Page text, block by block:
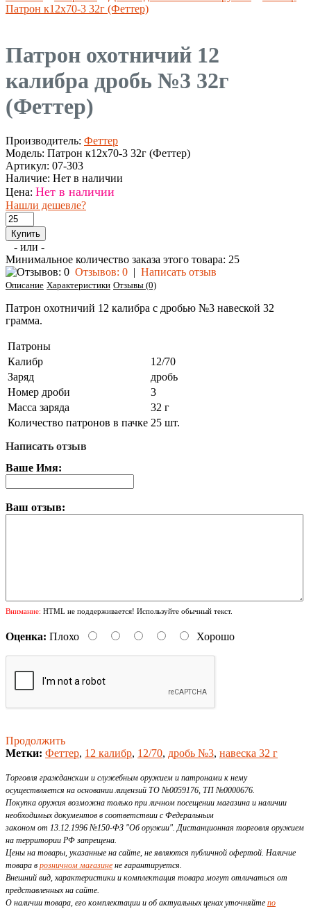
Патрон к12х70-3 32г (Феттер)
Патрон охотничий 12
калибра дробь №3 32г
(Феттер)
Производитель: Феттер
Модель: Патрон к12х70-3 32г (Феттер)
Артикул: 07-303
Наличие: Нет в наличии
Цена: Нет в наличии
Нашли дешевле?
- или -
Минимальное количество заказа этого товара: 25
Отзывов: 0 | Написать отзыв
Описание Характеристики Отзывы (0)
Патрон охотничий 12 калибра с дробью №3 навеской 32
грамма.
Патроны
Калибр
12/70
Заряд
дробь
Номер дроби
3
Масса заряда
32 г
Количество патронов в пачке 25 шт.
Написать отзыв
Ваше Имя:
Ваш отзыв:
Внимание: HTML не поддерживается! Используйте обычный текст.
Оценка: Плохо Хорошо
Продолжить
Метки: Феттер, 12 калибр, 12/70, дробь №3, навеска 32 г
Торговля гражданским и служебным оружием и патронами к нему
осуществляется на основании лицензий ТО №0059176, ТП №0000676.
Покупка оружия возможна только при личном посещении магазина и наличии
необходимых документов в соответствии с Федеральным
законом от 13.12.1996 №150-ФЗ "Об оружии". Дистанционная торговля оружием
на территории РФ запрещена.
Цены на товары, указанные на сайте, не являются публичной офертой. Наличие
товара в розничном магазине не гарантируется.
Внешний вид, характеристики и комплектация товара могут отличаться от
представленных на сайте.
О наличии товара, его комплектации и об актуальных ценах уточняйте по